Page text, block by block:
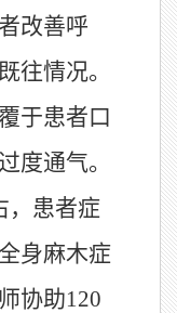
改善呼
往情况。
于患者口
度通气。
，患者症
身麻木症
协助120